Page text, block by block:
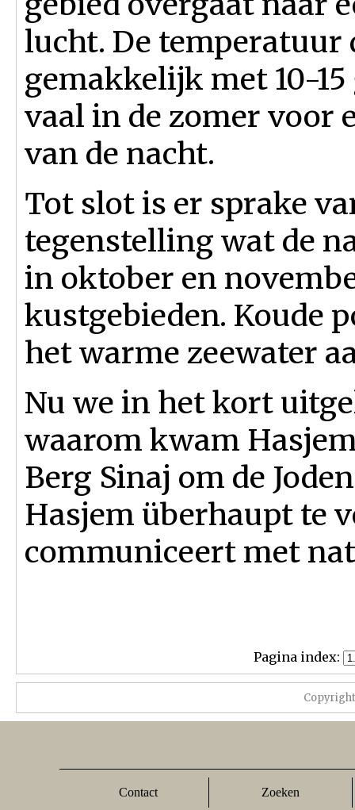
lucht. De temperatuur
gemakkelijk met 10-
vaal in de zomer voor
van de nacht.
Tot slot is er sprake
tegenstelling wat de
in oktober en
kustgebieden. Koude
het warme zeewater
Nu we in het kort
waarom kwam
Berg Sinaj om de
Hasjem überhaupt te
communiceert met
Pagina index:
Contact Zoeken